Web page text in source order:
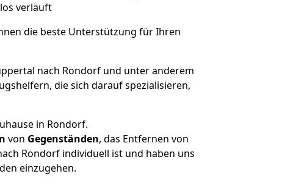
verläuft
die beste Unterstützung für Ihren
nach Rondorf und unter anderem
die sich darauf spezialisieren,
in Rondorf.
von Gegenständen, das Entfernen von
Rondorf individuell ist und haben uns
einzugehen.